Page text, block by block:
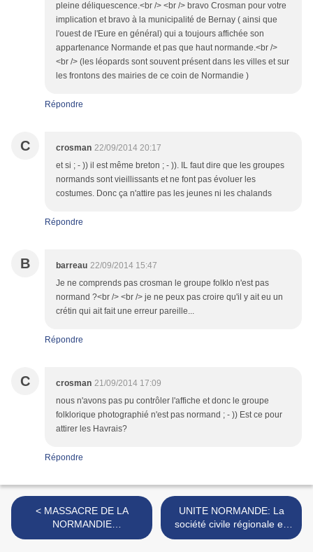
pleine déliquescence.<br /> <br /> bravo Crosman pour votre
implication et bravo à la municipalité de Bernay ( ainsi que
l'ouest de l'Eure en général) qui a toujours affichée son
appartenance Normande et pas que haut normande.<br />
<br /> (les léopards sont souvent présent dans les villes et sur
les frontons des mairies de ce coin de Normandie )
Répondre
C crosman 22/09/2014 20:17
et si ; - )) il est même breton ; - )). IL faut dire que les groupes
normands sont vieillissants et ne font pas évoluer les
costumes. Donc ça n'attire pas les jeunes ni les chalands
Répondre
B barreau 22/09/2014 15:47
Je ne comprends pas crosman le groupe folklo n'est pas
normand ?<br /> <br /> je ne peux pas croire qu'il y ait eu un
crétin qui ait fait une erreur pareille...
Répondre
C crosman 21/09/2014 17:09
nous n'avons pas pu contrôler l'affiche et donc le groupe
folklorique photographié n'est pas normand ; - )) Est ce pour
attirer les Havrais?
Répondre
< MASSACRE DE LA
NORMANDIE
INDUSTRIELLE (suite)
UNITE NORMANDE: La
société civile régionale en
avance sur la classe